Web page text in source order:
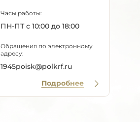
Часы работы:
ПН-ПТ с 10:00 до 18:00
Обращения по электронному
адресу:
1945poisk@polkrf.ru
Подробнее